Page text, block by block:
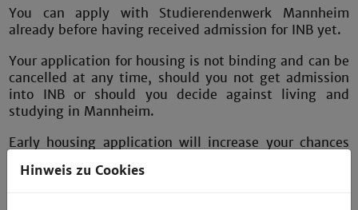
You can apply with Studierendenwerk Mannheim
already before having received admission for INB yet.
Your application for housing is not binding and can be
cancelled at any time, should you not get admission
into INB or should you decide against living and
studying in Mannheim.
Early housing application will increase your chances
Studierendenwerk Mannheim.
Hinweis zu Cookies